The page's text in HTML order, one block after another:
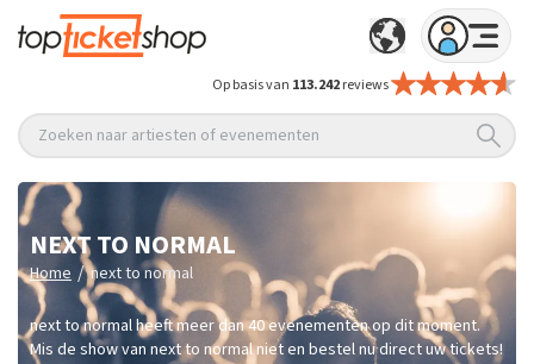
Op basis van 113.242reviews
Zoeken naar artiesten of evenementen
NEXT TO NORMAL
Home / next to normal
next to normal heeft meer dan 40 evenementen op dit moment.
Mis de show van next to normal niet en bestel nu direct uw tickets!